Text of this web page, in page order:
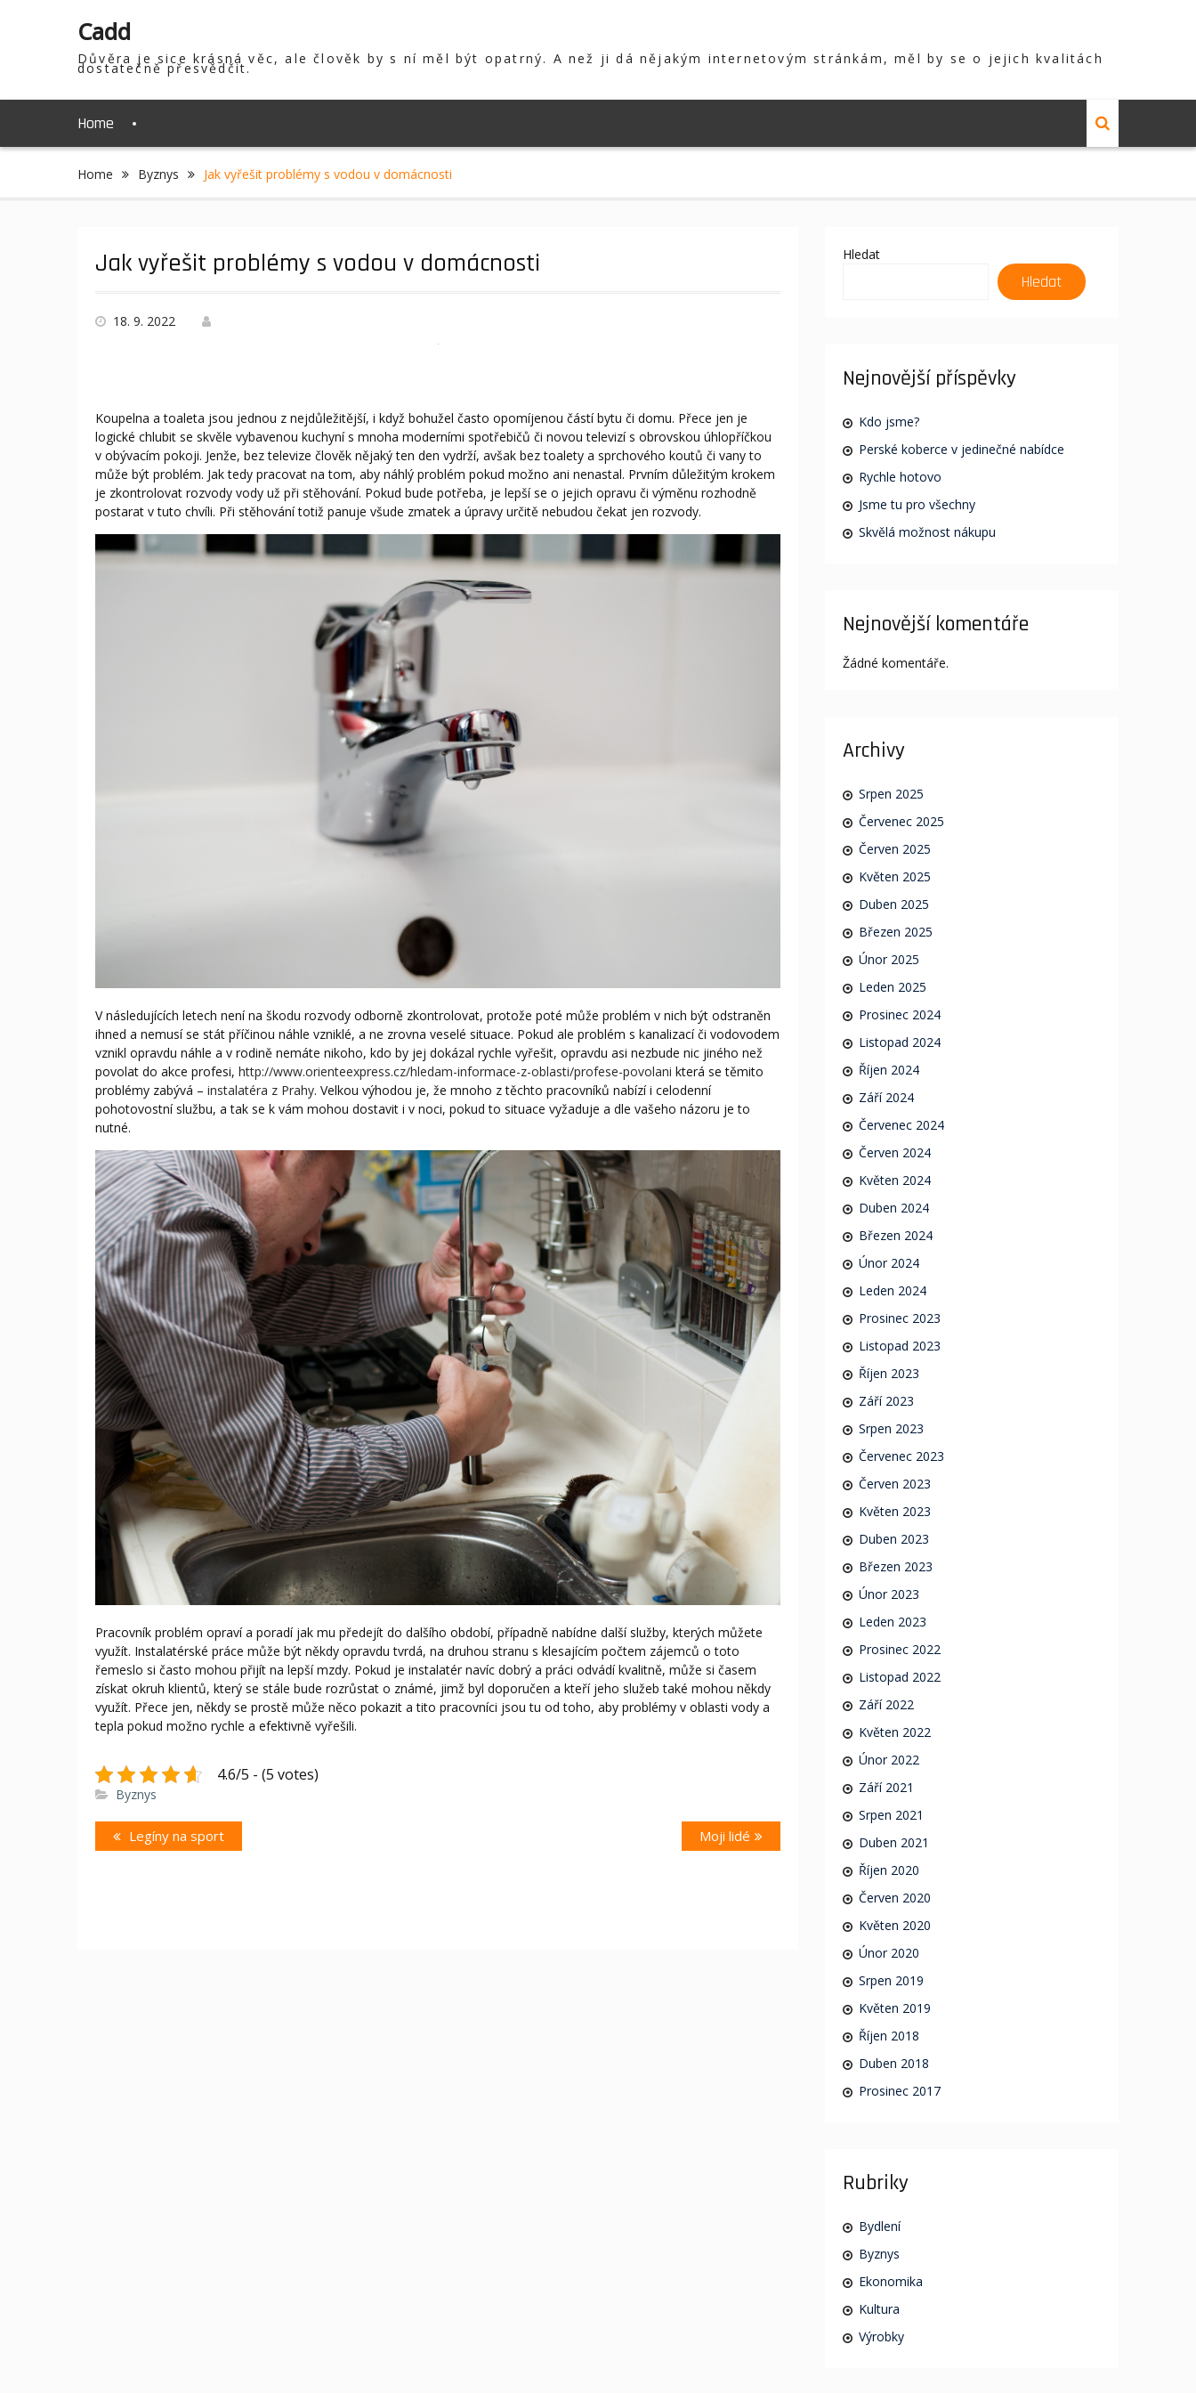
Cadd
Důvěra je sice krásná věc, ale člověk by s ní měl být opatrný. A než ji dá nějakým internetovým stránkám, měl by se o jejich kvalitách
dostatečně přesvědčit.
Home
Home Byznys Jak vyřešit problémy s vodou v domácnosti
Jak vyřešit problémy s vodou v domácnosti
18. 9. 2022
Koupelna a toaleta jsou jednou z nejdůležitější, i když bohužel často opomíjenou částí bytu či domu. Přece jen je
logické chlubit se skvěle vybavenou kuchyní s mnoha moderními spotřebičů či novou televizí s obrovskou úhlopříčkou
v obývacím pokoji. Jenže, bez televize člověk nějaký ten den vydrží, avšak bez toalety a sprchového koutů či vany to
může být problém. Jak tedy pracovat na tom, aby náhlý problém pokud možno ani nenastal. Prvním důležitým krokem
je zkontrolovat rozvody vody už při stěhování. Pokud bude potřeba, je lepší se o jejich opravu či výměnu rozhodně
postarat v tuto chvíli. Při stěhování totiž panuje všude zmatek a úpravy určitě nebudou čekat jen rozvody.
V následujících letech není na škodu rozvody odborně zkontrolovat, protože poté může problém v nich být odstraněn
ihned a nemusí se stát příčinou náhle vzniklé, a ne zrovna veselé situace. Pokud ale problém s kanalizací či vodovodem
vznikl opravdu náhle a v rodině nemáte nikoho, kdo by jej dokázal rychle vyřešit, opravdu asi nezbude nic jiného než
povolat do akce profesi, http://www.orienteexpress.cz/hledam-informace-z-oblasti/profese-povolani která se těmito
problémy zabývá – instalatéra z Prahy. Velkou výhodou je, že mnoho z těchto pracovníků nabízí i celodenní
pohotovostní službu, a tak se k vám mohou dostavit i v noci, pokud to situace vyžaduje a dle vašeho názoru je to
nutné.
Pracovník problém opraví a poradí jak mu předejít do dalšího období, případně nabídne další služby, kterých můžete
využít. Instalatérské práce může být někdy opravdu tvrdá, na druhou stranu s klesajícím počtem zájemců o toto
řemeslo si často mohou přijít na lepší mzdy. Pokud je instalatér navíc dobrý a práci odvádí kvalitně, může si časem
získat okruh klientů, který se stále bude rozrůstat o známé, jimž byl doporučen a kteří jeho služeb také mohou někdy
využít. Přece jen, někdy se prostě může něco pokazit a tito pracovníci jsou tu od toho, aby problémy v oblasti vody a
tepla pokud možno rychle a efektivně vyřešili.
4.6/5 - (5 votes)
Byznys
Navigace
pro
Previous
post:
Legíny na sport
Next
post:
Moji lidé
Hledat
Hledat
Nejnovější příspěvky
Kdo jsme?
Perské koberce v jedinečné nabídce
Rychle hotovo
Jsme tu pro všechny
Skvělá možnost nákupu
Nejnovější komentáře
Žádné komentáře.
Archivy
Srpen 2025
Červenec 2025
Červen 2025
Květen 2025
Duben 2025
Březen 2025
Únor 2025
Leden 2025
Prosinec 2024
Listopad 2024
Říjen 2024
Září 2024
Červenec 2024
Červen 2024
Květen 2024
Duben 2024
Březen 2024
Únor 2024
Leden 2024
Prosinec 2023
Listopad 2023
Říjen 2023
Září 2023
Srpen 2023
Červenec 2023
Červen 2023
Květen 2023
Duben 2023
Březen 2023
Únor 2023
Leden 2023
Prosinec 2022
Listopad 2022
Září 2022
Květen 2022
Únor 2022
Září 2021
Srpen 2021
Duben 2021
Říjen 2020
Červen 2020
Květen 2020
Únor 2020
Srpen 2019
Květen 2019
Říjen 2018
Duben 2018
Prosinec 2017
Rubriky
Bydlení
Byznys
Ekonomika
Kultura
Výrobky